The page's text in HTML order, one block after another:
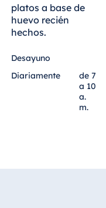
Malta
Antonine Hotel &
Resort & Spa
platos a base de
huevo recién
hechos.
Desayuno
Diariamente
de 7
a 10
a.
m.